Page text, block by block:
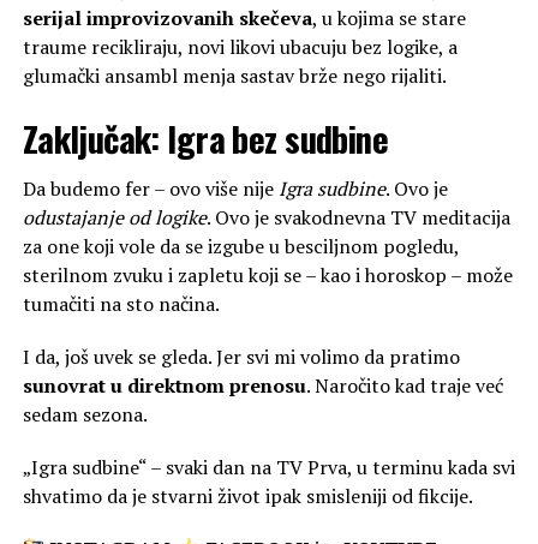
serijal improvizovanih skečeva, u kojima se stare
traume recikliraju, novi likovi ubacuju bez logike, a
glumački ansambl menja sastav brže nego rijaliti.
Zaključak: Igra bez sudbine
Da budemo fer – ovo više nije Igra sudbine. Ovo je
odustajanje od logike. Ovo je svakodnevna TV meditacija
za one koji vole da se izgube u besciljnom pogledu,
sterilnom zvuku i zapletu koji se – kao i horoskop – može
tumačiti na sto načina.
I da, još uvek se gleda. Jer svi mi volimo da pratimo
sunovrat u direktnom prenosu. Naročito kad traje već
sedam sezona.
„Igra sudbine“ – svaki dan na TV Prva, u terminu kada svi
shvatimo da je stvarni život ipak smisleniji od fikcije.